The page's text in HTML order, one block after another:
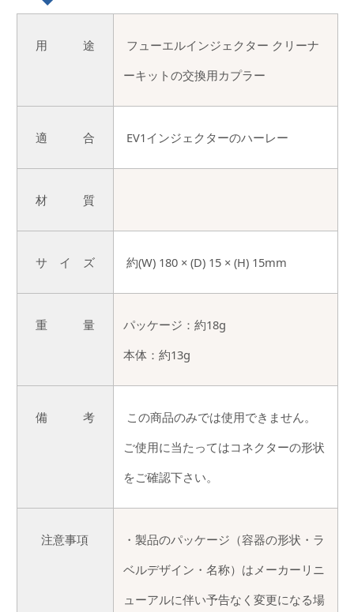
用 途
フューエルインジェクター クリーナ
ーキットの交換用カプラー
適 合 EV1インジェクターのハーレー
材 質
サ イ ズ 約(W) 180 × (D) 15 × (H) 15mm
重 量
パッケージ：約18g
本体：約13g
備 考
この商品のみでは使用できません。
ご使用に当たってはコネクターの形状
をご確認下さい。
注意事項
・製品のパッケージ（容器の形状・ラ
ベルデザイン・名称）はメーカーリニ
ューアルに伴い予告なく変更になる場